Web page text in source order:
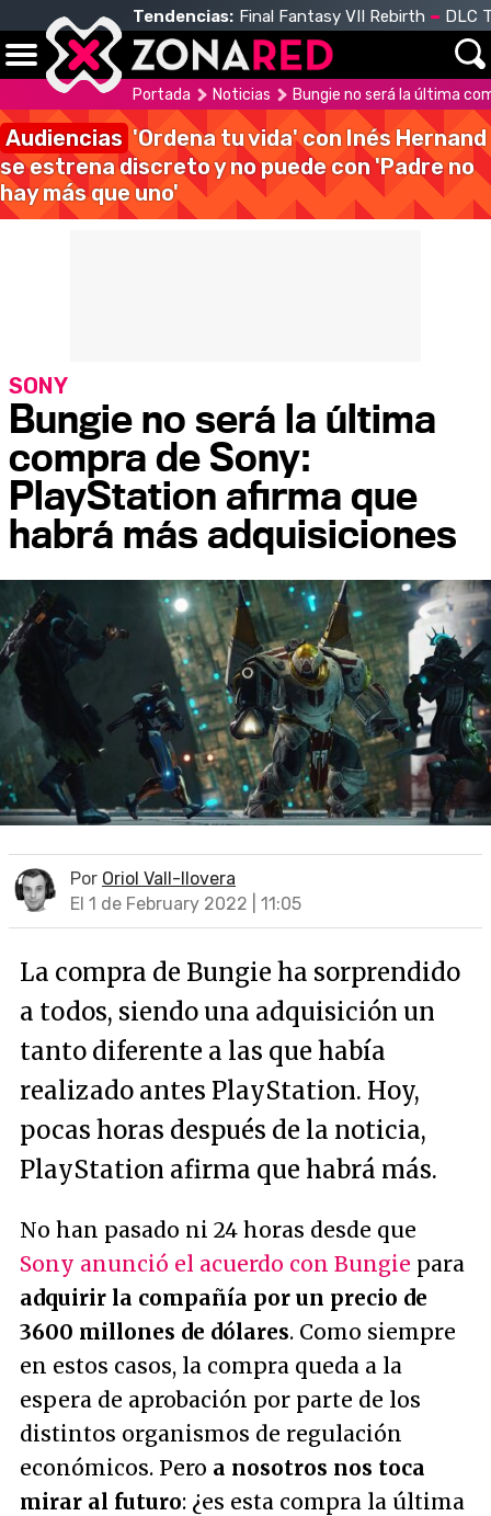
Tendencias: Final Fantasy VII Rebirth DLC
Portada Noticias Bungie no será la última
Audiencias 'Ordena tu vida' con Inés Hernand
se estrena discreto y no puede con 'Padre no
hay más que uno'
Bungie no será la última
compra de Sony:
PlayStation afirma que
habrá más adquisiciones
SONY
Por Oriol Vall-llovera
El 1 de February 2022 | 11:05
La compra de Bungie ha sorprendido
a todos, siendo una adquisición un
tanto diferente a las que había
realizado antes PlayStation. Hoy,
pocas horas después de la noticia,
PlayStation afirma que habrá más.
No han pasado ni 24 horas desde que
Sony anunció el acuerdo con Bungie para
adquirir la compañía por un precio de
3600 millones de dólares. Como siempre
en estos casos, la compra queda a la
espera de aprobación por parte de los
distintos organismos de regulación
económicos. Pero a nosotros nos toca
mirar al futuro: ¿es esta compra la última